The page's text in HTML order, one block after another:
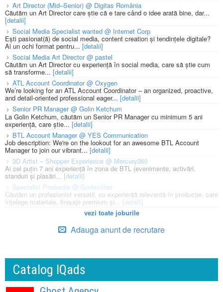
Art Director (Mid–Senior) @ Digitas România
Căutăm un Art Director care știe că e tare când o idee arată bine, dar...
[detalii]
Social Media Specialist wanted @ Internet Corp
Ești pasionat(ă) de social media, content creation și tendințele digitale?
Ai un ochi format pentru... [detalii]
Social Media Art Director @ pastel
Căutăm un Art Director cu experiență în social media, care să știe cum
să transforme... [detalii]
ATL Account Coordinator @ Oxygen
We’re looking for an ATL Account Coordinator – an organized, proactive,
and detail-oriented professional eager... [detalii]
Senior PR Manager @ Golin Ketchum
La Golin Ketchum, căutăm un Senior PR Manager cu minimum 5 ani
experiență, care știe... [detalii]
BTL Account Manager @ YES Communication
Job description: We're on the lookout for an awesome BTL Account
Manager to join our vibrant... [detalii]
3D Artist – Shopper Experience @ Mercury360
Ai cel puțin 7 ani experiență în zona de BTL (evenimente, activări,
standuri și plasări...[detalii]
Specialist Productie @ Godmother
Căutăm un profesionist versatil, cu experiență relevantă în producție, care
înțelege materiale, finisaje premium și... [detalii]
vezi toate joburile
Adauga anunt de recrutare
Catalog IQads